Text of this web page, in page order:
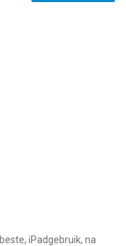
beste, iPadgebruik, na